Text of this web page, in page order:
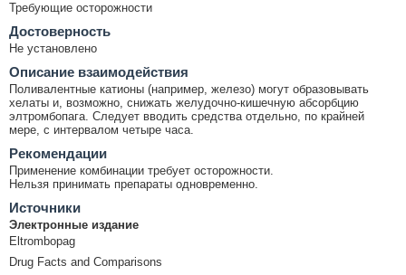
Требующие осторожности
Достоверность
Не установлено
Описание взаимодействия
Поливалентные катионы (например, железо) могут образовывать
хелаты и, возможно, снижать желудочно-кишечную абсорбцию
элтромбопага. Следует вводить средства отдельно, по крайней
мере, с интервалом четыре часа.
Рекомендации
Применение комбинации требует осторожности.
Нельзя принимать препараты одновременно.
Источники
Электронные издание
Eltrombopag
Drug Facts and Comparisons